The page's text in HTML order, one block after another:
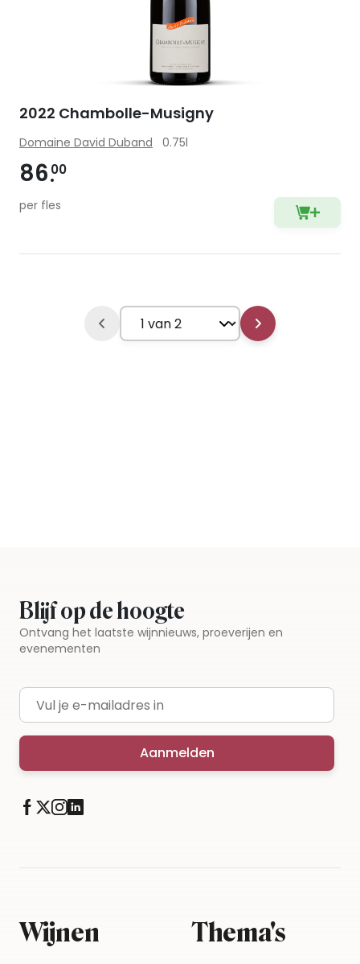
2022 Chambolle-Musigny
Domaine David Duband 0.75l
86 00
per fles
Blijf op de hoogte
Ontvang het laatste wijnnieuws, proeverijen en
evenementen
E-mailadres
Aanmelden
Wijnen Thema's